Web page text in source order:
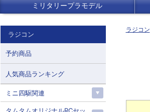
ミリタリープラモデル
ラジコン
ラジコン
予約商品
人気商品ランキング
ミニ四駆関連
タムタムオリジナルRCセッ